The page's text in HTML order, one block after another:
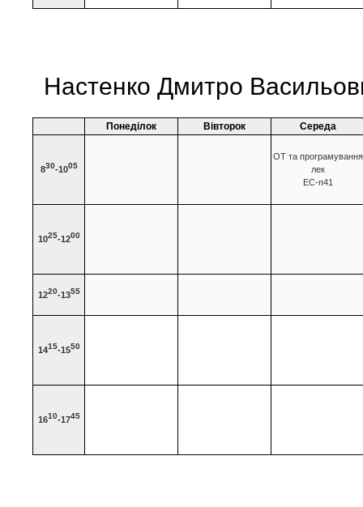
Настенко Дмитро
Понеділок Вівторок Середа
830-1005
ОТ та програмування
лек
ЕС-п41
1025-1200
1220-1355
1415-1550
1610-1745